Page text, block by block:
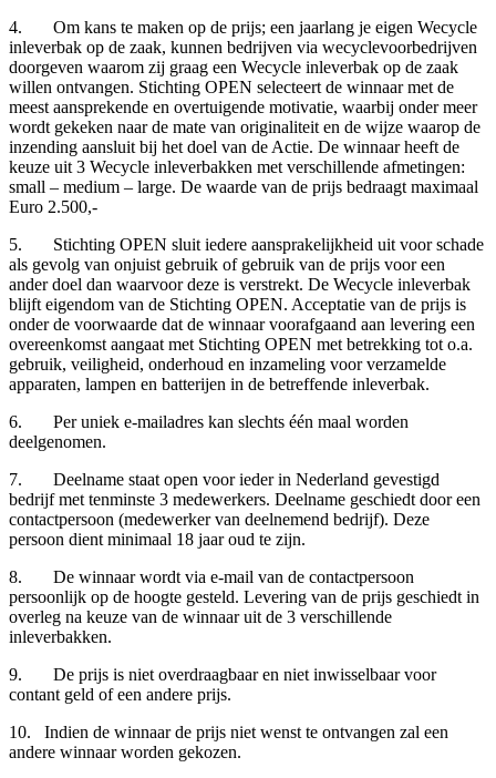
4. Om kans te maken op de prijs; een jaarlang je eigen Wecycle
inleverbak op de zaak, kunnen bedrijven via wecyclevoorbedrijven
doorgeven waarom zij graag een Wecycle inleverbak op de zaak
willen ontvangen. Stichting OPEN selecteert de winnaar met de
meest aansprekende en overtuigende motivatie, waarbij onder meer
wordt gekeken naar de mate van originaliteit en de wijze waarop de
inzending aansluit bij het doel van de Actie. De winnaar heeft de
keuze uit 3 Wecycle inleverbakken met verschillende afmetingen:
small – medium – large. De waarde van de prijs bedraagt maximaal
Euro 2.500,-
5. Stichting OPEN sluit iedere aansprakelijkheid uit voor schade
als gevolg van onjuist gebruik of gebruik van de prijs voor een
ander doel dan waarvoor deze is verstrekt. De Wecycle inleverbak
blijft eigendom van de Stichting OPEN. Acceptatie van de prijs is
onder de voorwaarde dat de winnaar voorafgaand aan levering een
overeenkomst aangaat met Stichting OPEN met betrekking tot o.a.
gebruik, veiligheid, onderhoud en inzameling voor verzamelde
apparaten, lampen en batterijen in de betreffende inleverbak.
6. Per uniek e-mailadres kan slechts één maal worden
deelgenomen.
7. Deelname staat open voor ieder in Nederland gevestigd
bedrijf met tenminste 3 medewerkers. Deelname geschiedt door een
contactpersoon (medewerker van deelnemend bedrijf). Deze
persoon dient minimaal 18 jaar oud te zijn.
8. De winnaar wordt via e-mail van de contactpersoon
persoonlijk op de hoogte gesteld. Levering van de prijs geschiedt in
overleg na keuze van de winnaar uit de 3 verschillende
inleverbakken.
9. De prijs is niet overdraagbaar en niet inwisselbaar voor
contant geld of een andere prijs.
10. Indien de winnaar de prijs niet wenst te ontvangen zal een
andere winnaar worden gekozen.